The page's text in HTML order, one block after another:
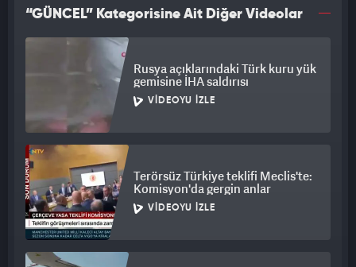
Yavuz (22) ve Yaşar Nacaroğlu'na (57) sağlık ekiplerince
ambulansta ilk müdahale yapıldı. İşçiler daha sonra Alaşehir
Devlet Hastanesine sevk edilirken, birinin durumu ağır olduğu
Olay yerine gelen Alaşehir Kaymakamı Alper Faruk Güngör de
incelemelerde bulunarak, yetkililerden bilgi aldı.
İŞÇİLERDEN BİRİ HAYATINI KAYBETTİ
İtfaiye ekiplerince tünelden baygın olarak çıkarıldıktan sonra
sağlık ekipleri tarafından Alaşehir Devlet Hastanesine
kaldırılan işçilerden Yaşar Nacaroğlu, doktorların tüm
müdahalelerine rağmen hayatını kaybetti. Diğer işçi
Muhammet Yavuz'un da durumunun ağır olduğu ve yoğun
“GÜNCEL” Kategorisine Ait Diğer Videolar
Rusya açıklarındaki Türk kuru yük
gemisine İHA saldırısı
VIDEOYU İZLE
Terörsüz Türkiye teklifi Meclis'te:
Komisyon'da gergin anlar
VIDEOYU İZLE